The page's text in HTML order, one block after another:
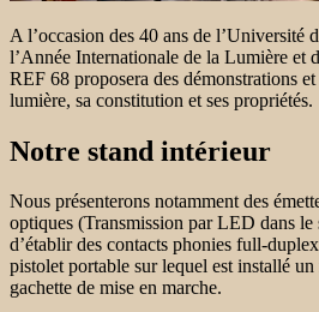
A l’occasion des 40 ans de l’Université
l’Année Internationale de la Lumière et
REF 68 proposera des démonstrations
lumière, sa constitution et ses propriétés.
Notre stand intérieur
Nous présenterons notamment des
optiques (Transmission par LED dans
d’établir des contacts phonies full-
pistolet portable sur lequel est installé
gachette de mise en marche.